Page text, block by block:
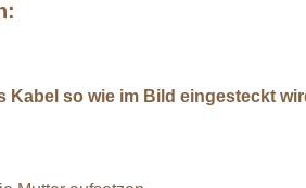
Kabel so wie im Bild eingesteckt